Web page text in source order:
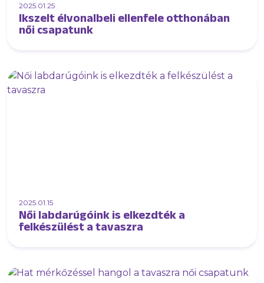
2025.01.25
Ikszelt élvonalbeli ellenfele otthonában
női csapatunk
2025.01.15
Női labdarúgóink is elkezdték a
felkészülést a tavaszra